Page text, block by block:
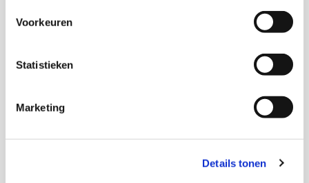
Voorkeuren
Statistieken
Marketing
Details tonen